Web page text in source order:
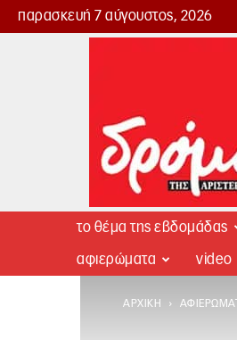
παρασκευή 7 αύγουστος, 2026
Δρόμος
το θέμα της εβδομάδας
αφιερώματα video
ΑΡΧΙΚΉ